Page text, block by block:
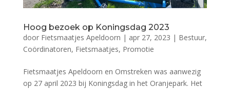
Hoog bezoek op Koningsdag 2023
door Fietsmaatjes Apeldoorn | apr 27, 2023 | Bestuur,
Coördinatoren, Fietsmaatjes, Promotie
Fietsmaatjes Apeldoorn en Omstreken was aanwezig
op 27 april 2023 bij Koningsdag in het Oranjepark. Het